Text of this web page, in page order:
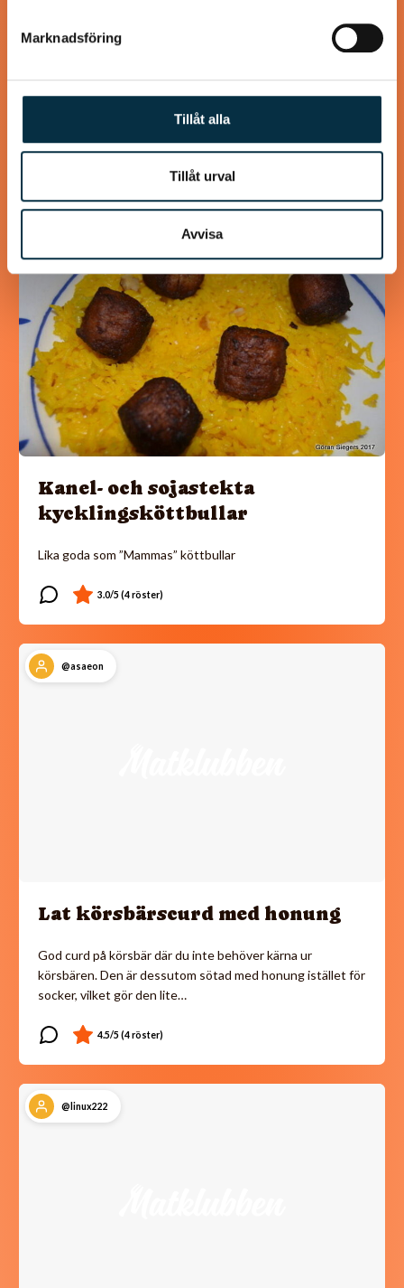
Marknadsföring
Tillåt alla
Tillåt urval
Avvisa
Turkisk köfte
En längtan till Turkisk mat
Kanel- och sojastekta
kycklingsköttbullar
Lika goda som ”Mammas” köttbullar
@asaeon
Lat körsbärscurd med honung
God curd på körsbär där du inte behöver kärna ur
körsbären. Den är dessutom sötad med honung istället för
socker, vilket gör den lite…
@linux222